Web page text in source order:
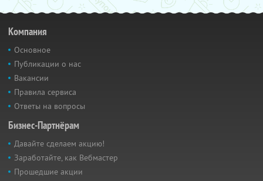
Компания
Основное
Публикации о нас
Вакансии
Правила сервиса
Ответы на вопросы
Бизнес-Партнёрам
Давайте сделаем акцию!
Заработайте, как Вебмастер
Прошедшие акции